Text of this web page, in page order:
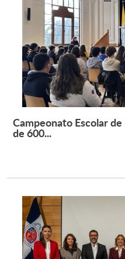
Campeonato Escolar
de 600...